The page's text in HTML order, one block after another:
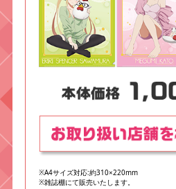
※A4サイズ対応:約310×220mm
※雑誌棚にて販売いたします。